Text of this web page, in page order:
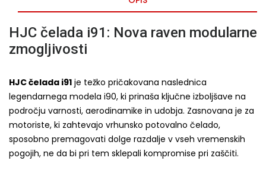
HJC čelada i91: Nova raven modularne
zmogljivosti
HJC čelada i91 je težko pričakovana naslednica
legendarnega modela i90, ki prinaša ključne izboljšave na
področju varnosti, aerodinamike in udobja. Zasnovana je za
motoriste, ki zahtevajo vrhunsko potovalno čelado,
sposobno premagovati dolge razdalje v vseh vremenskih
pogojih, ne da bi pri tem sklepali kompromise pri zaščiti.